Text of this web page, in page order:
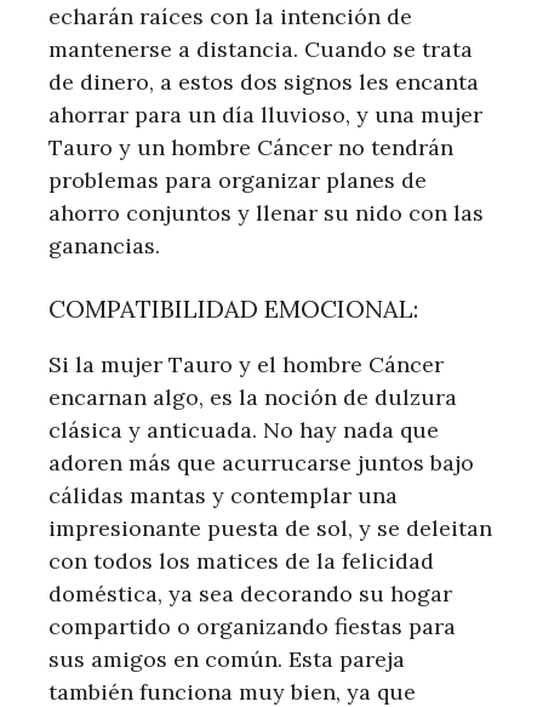
echarán raíces con la intención de
mantenerse a distancia. Cuando se trata
de dinero, a estos dos signos les encanta
ahorrar para un día lluvioso, y una mujer
Tauro y un hombre Cáncer no tendrán
problemas para organizar planes de
ahorro conjuntos y llenar su nido con las
ganancias.
COMPATIBILIDAD EMOCIONAL:
Si la mujer Tauro y el hombre Cáncer
encarnan algo, es la noción de dulzura
clásica y anticuada. No hay nada que
adoren más que acurrucarse juntos bajo
cálidas mantas y contemplar una
impresionante puesta de sol, y se deleitan
con todos los matices de la felicidad
doméstica, ya sea decorando su hogar
compartido o organizando fiestas para
sus amigos en común. Esta pareja
también funciona muy bien, ya que